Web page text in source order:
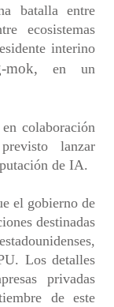
batalla entre
ecosistemas
interino
mok, en un
colaboración
lanzar
de IA.
el gobierno de
destinadas
Los detalles
privadas
de este